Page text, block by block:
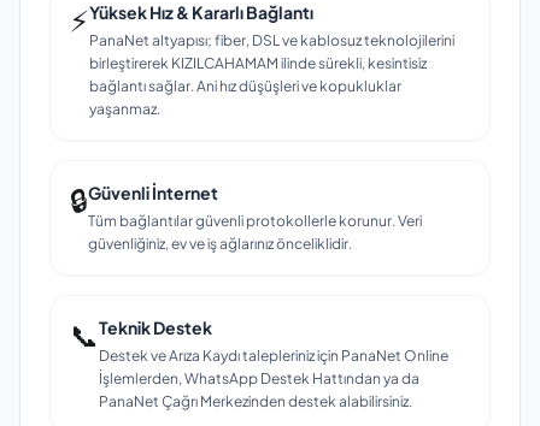
⚡Yüksek Hız & Kararlı Bağlantı
PanaNet altyapısı; fiber, DSL ve kablosuz teknolojilerini
birleştirerek KIZILCAHAMAM ilinde sürekli, kesintisiz
bağlantı sağlar. Ani hız düşüşleri ve kopukluklar
yaşanmaz.
🔒Güvenli İnternet
Tüm bağlantılar güvenli protokollerle korunur. Veri
güvenliğiniz, ev ve iş ağlarınız önceliklidir.
📞Teknik Destek
Destek ve Arıza Kaydı talepleriniz için PanaNet Online
İşlemlerden, WhatsApp Destek Hattından ya da
PanaNet Çağrı Merkezinden destek alabilirsiniz.